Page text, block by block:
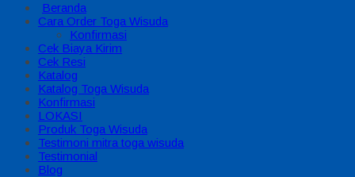
Beranda
Cara Order Toga Wisuda
Konfirmasi
Cek Biaya Kirim
Cek Resi
Katalog
Katalog Toga Wisuda
Konfirmasi
LOKASI
Produk Toga Wisuda
Testimoni mitra toga wisuda
Testimonial
Blog